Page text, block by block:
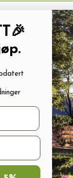
ALLE
Hageslange 5/8" TRUPER